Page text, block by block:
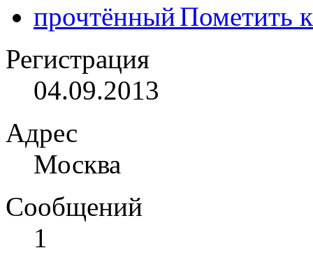
Пометить
Регистрация
04.09.2013
Адрес
Москва
Сообщений
1